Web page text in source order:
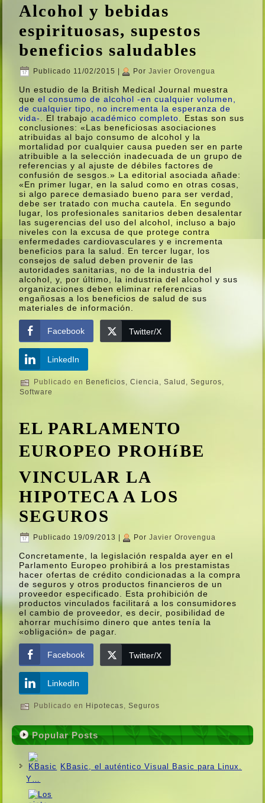
Alcohol y bebidas
espirituosas, supestos
beneficios saludables
Publicado 11/02/2015 Por Javier Orovengua
Un estudio de la British Medical Journal muestra
que el consumo de alcohol -en cualquier volumen,
de cualquier tipo, no incrementa la esperanza de
vida-
. El trabajo académico completo . Estas son sus
conclusiones: «Las beneficiosas asociaciones
atribuidas al bajo consumo de alcohol y la
mortalidad por cualquier causa pueden ser en parte
atribuible a la selección inadecuada de un grupo de
referencias y al ajuste de débiles factores de
confusión de sesgos.» La editorial asociada añade:
«En primer lugar, en la salud como en otras cosas,
si algo parece demasiado bueno para ser verdad,
debe ser tratado con mucha cautela. En segundo
lugar, los profesionales sanitarios deben desalentar
las sugerencias del uso del alcohol, incluso a bajo
niveles con la excusa de que protege contra
enfermedades cardiovasculares y e incrementa
beneficios para la salud. En tercer lugar, los
consejos de salud deben provenir de las
autoridades sanitarias, no de la industria del
alcohol, y, por último, la industria del alcohol y sus
organizaciones deben eliminar referencias
engañosas a los beneficios de salud de sus
materiales de información.
Facebook Twitter/X
LinkedIn
Publicado en Beneficios,Ciencia,Salud ,Seguros,
Software
EL PARLAMENTO
EUROPEO PROHíBE
VINCULAR LA
HIPOTECA A LOS
SEGUROS
Publicado 19/09/2013 Por Javier Orovengua
Concretamente, la legislación respalda ayer en el
Parlamento Europeo prohibirá a los prestamistas
hacer ofertas de crédito condicionadas a la compra
de seguros y otros productos financieros de un
proveedor especificado. Esta prohibición de
productos vinculados facilitará a los consumidores
el cambio de proveedor, es decir, posibilidad de
ahorrar muchí­simo dinero que antes tení­a la
«obligación» de pagar.
Facebook Twitter/X
LinkedIn
Publicado en Hipotecas,Seguros
Popular Posts
KBasic, el auténtico Visual Basic para Linux.
Y…